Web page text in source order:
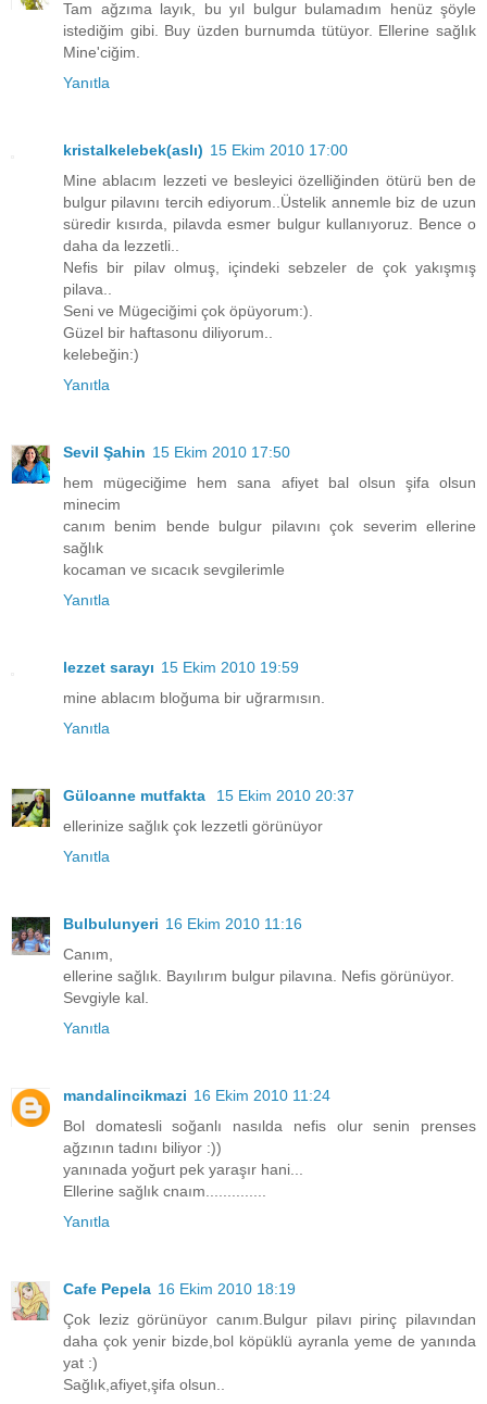
Tam ağzıma layık, bu yıl bulgur bulamadım henüz şöyle
istediğim gibi. Buy üzden burnumda tütüyor. Ellerine sağlık
Mine'ciğim.
Yanıtla
kristalkelebek(aslı) 15 Ekim 2010 17:00
Mine ablacım lezzeti ve besleyici özelliğinden ötürü ben de
bulgur pilavını tercih ediyorum..Üstelik annemle biz de uzun
süredir kısırda, pilavda esmer bulgur kullanıyoruz. Bence o
daha da lezzetli..
Nefis bir pilav olmuş, içindeki sebzeler de çok yakışmış
pilava..
Seni ve Mügeciğimi çok öpüyorum:).
Güzel bir haftasonu diliyorum..
kelebeğin:)
Yanıtla
Sevil Şahin 15 Ekim 2010 17:50
hem mügeciğime hem sana afiyet bal olsun şifa olsun
minecim
canım benim bende bulgur pilavını çok severim ellerine
sağlık
kocaman ve sıcacık sevgilerimle
Yanıtla
lezzet sarayı 15 Ekim 2010 19:59
mine ablacım bloğuma bir uğrarmısın.
Yanıtla
Güloanne mutfakta
15 Ekim 2010 20:37
ellerinize sağlık çok lezzetli görünüyor
Yanıtla
Bulbulunyeri 16 Ekim 2010 11:16
Canım,
ellerine sağlık. Bayılırım bulgur pilavına. Nefis görünüyor.
Sevgiyle kal.
Yanıtla
mandalincikmazi 16 Ekim 2010 11:24
Bol domatesli soğanlı nasılda nefis olur senin prenses
ağzının tadını biliyor :))
yanınada yoğurt pek yaraşır hani...
Ellerine sağlık cnaım..............
Yanıtla
Cafe Pepela 16 Ekim 2010 18:19
Çok leziz görünüyor canım.Bulgur pilavı pirinç pilavından
daha çok yenir bizde,bol köpüklü ayranla yeme de yanında
yat :)
Sağlık,afiyet,şifa olsun..